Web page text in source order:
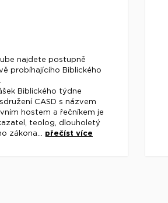
najdete postupně
probíhajícího Biblického
Biblického týdne
CASD s názvem
hostem a řečníkem je
teolog, dlouholetý
zákona... přečíst více